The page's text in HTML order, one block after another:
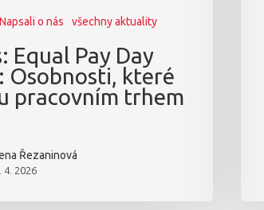
Napsali o nás všechny aktuality
Equal Pay Day
Osobnosti, které
pracovním trhem
Řezaninová
4. 2026